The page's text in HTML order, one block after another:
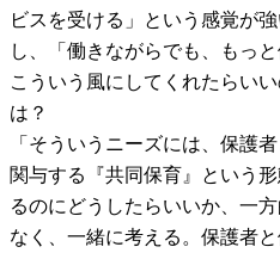
ビスを受ける」という感覚が
し、「働きながらでも、もっ
こういう風にしてくれたらい
は？
「そういうニーズには、保護
関与する『共同保育』という
るのにどうしたらいいか、一
なく、一緒に考える。保護者